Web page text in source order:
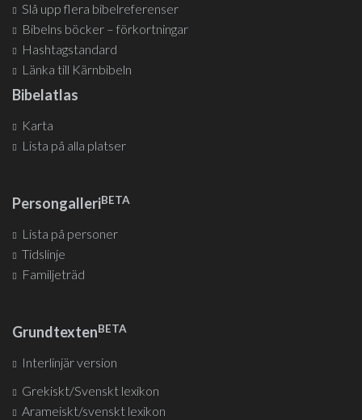
Slå upp flera bibelreferenser
Bibelns böcker – förkortningar
Hashtagstandard
Länka till Kärnbibeln
Bibelatlas
Karta
Lista på alla platser
PersongalleriBETA
Lista på personer
Tidslinje
Familjeträd
GrundtextenBETA
Interlinjär version
Grekiskt/Svenskt lexikon
Arameiskt/svenskt lexikon